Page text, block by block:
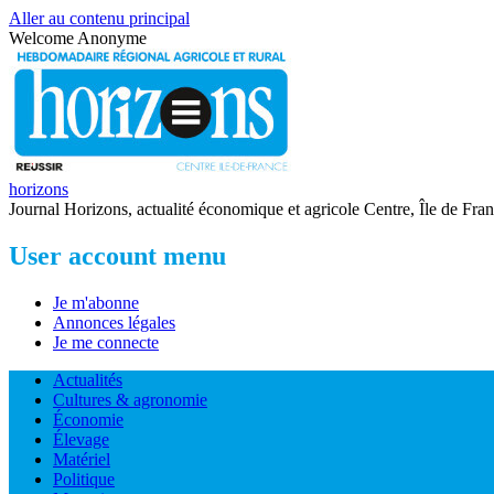
Aller au contenu principal
Welcome Anonyme
horizons
Journal Horizons, actualité économique et agricole Centre, Île de
User account menu
Je m'abonne
Annonces légales
Je me connecte
Actualités
Cultures & agronomie
Économie
Élevage
Matériel
Politique